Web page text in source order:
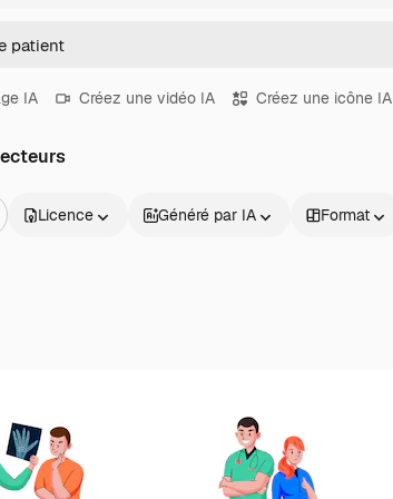
IA Créez une vidéo IA Créez une icône IA
Licence Généré par IA Format
Produits